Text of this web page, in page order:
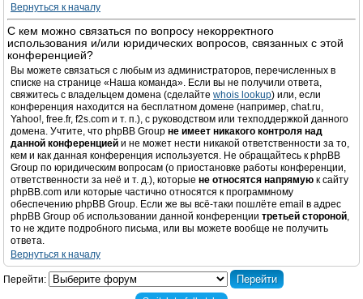
Вернуться к началу
С кем можно связаться по вопросу некорректного
использования и/или юридических вопросов, связанных с этой
конференцией?
Вы можете связаться с любым из администраторов, перечисленных в
списке на странице «Наша команда». Если вы не получили ответа,
свяжитесь с владельцем домена (сделайте whois lookup) или, если
конференция находится на бесплатном домене (например, chat.ru,
Yahoo!, free.fr, f2s.com и т. п.), с руководством или техподдержкой данного
домена. Учтите, что phpBB Group не имеет никакого контроля над
данной конференцией и не может нести никакой ответственности за то,
кем и как данная конференция используется. Не обращайтесь к phpBB
Group по юридическим вопросам (о приостановке работы конференции,
ответственности за неё и т. д.), которые не относятся напрямую к сайту
phpBB.com или которые частично относятся к программному
обеспечению phpBB Group. Если же вы всё-таки пошлёте email в адрес
phpBB Group об использовании данной конференции третьей стороной,
то не ждите подробного письма, или вы можете вообще не получить
ответа.
Вернуться к началу
Перейти: